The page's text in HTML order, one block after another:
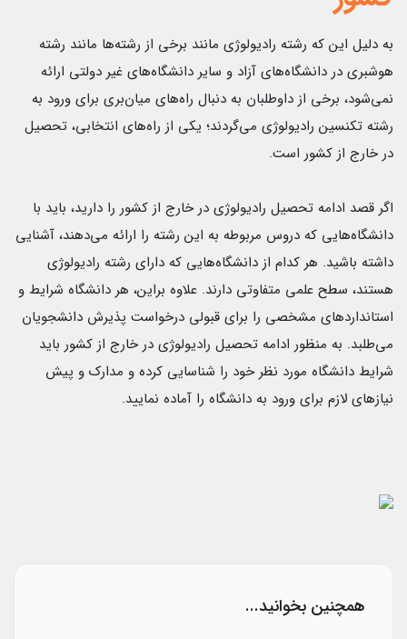
به دلیل این که رشته رادیولوژی مانند برخی از رشته‌ها مانند رشته
هوشبری در دانشگاه‌های آزاد و سایر دانشگاه‌های غیر دولتی ارائه
نمی‌شود، برخی از داوطلبان به دنبال راه‌های میان‌بری برای ورود به
رشته تکنسین رادیولوژی می‌گردند؛ یکی از راه‌های انتخابی، تحصیل
در خارج از کشور است.
اگر قصد ادامه تحصیل رادیولوژی در خارج از کشور را دارید، باید با
دانشگاه‌هایی که دروس مربوطه به این رشته را ارائه می‌دهند، آشنایی
داشته باشید. هر کدام از دانشگاه‌هایی که دارای رشته‌ رادیولوژی
هستند، سطح علمی متفاوتی دارند. علاوه براین، هر دانشگاه شرایط و
استانداردهای مشخصی را برای قبولی درخواست پذیرش دانشجویان
می‌طلبد. به منظور ادامه تحصیل رادیولوژی در خارج از کشور باید
شرایط دانشگاه مورد نظر خود را شناسایی کرده و مدارک و پیش
نیازهای لازم برای ورود به دانشگاه را آماده نمایید.
همچنین بخوانید...